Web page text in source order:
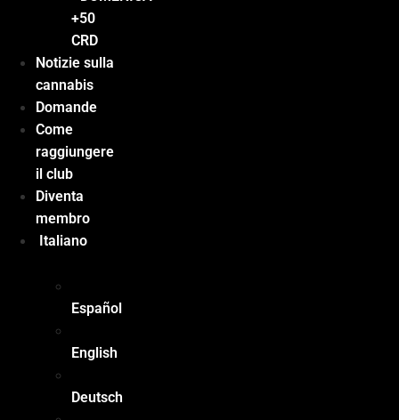
+50
CRD
Notizie sulla
cannabis
Domande
Come
raggiungere
il club
Diventa
membro
Italiano
Español
English
Deutsch